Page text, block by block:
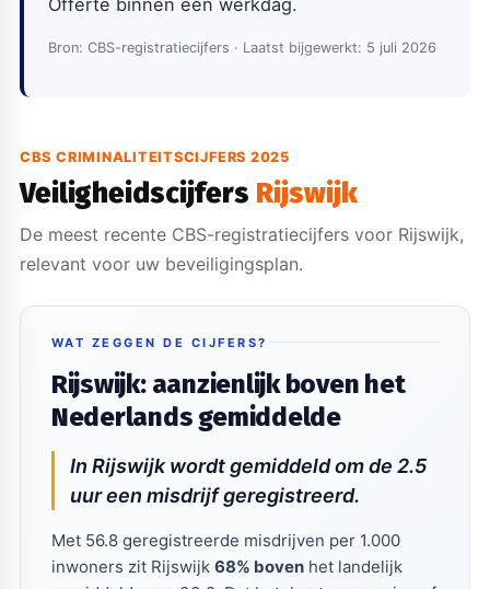
Offerte binnen één werkdag.
Bron: CBS-registratiecijfers · Laatst bijgewerkt: 5 juli 2026
CBS CRIMINALITEITSCIJFERS 2025
Veiligheidscijfers Rijswijk
De meest recente CBS-registratiecijfers voor Rijswijk,
relevant voor uw beveiligingsplan.
WAT ZEGGEN DE CIJFERS?
Rijswijk: aanzienlijk boven het
Nederlands gemiddelde
In Rijswijk wordt gemiddeld om de 2.5
uur een misdrijf geregistreerd.
Met 56.8 geregistreerde misdrijven per 1.000
inwoners zit Rijswijk 68% bovenhet landelijk